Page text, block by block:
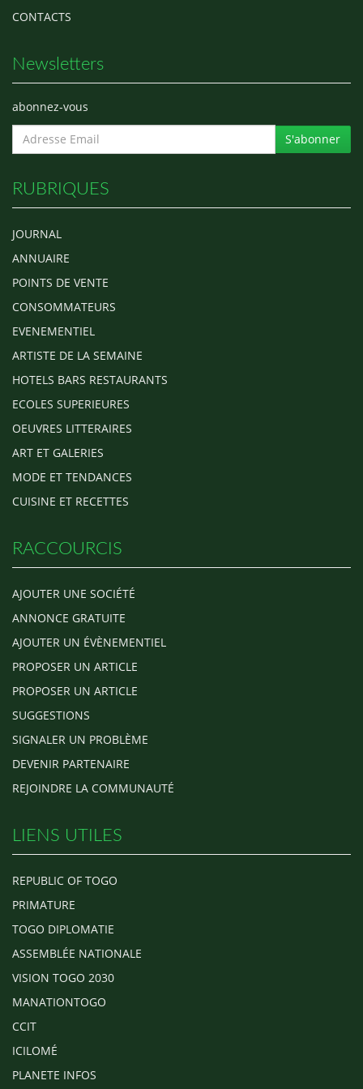
CONTACTS
Newsletters
abonnez-vous
S'abonner
RUBRIQUES
JOURNAL
ANNUAIRE
POINTS DE VENTE
CONSOMMATEURS
EVENEMENTIEL
ARTISTE DE LA SEMAINE
HOTELS BARS RESTAURANTS
ECOLES SUPERIEURES
OEUVRES LITTERAIRES
ART ET GALERIES
MODE ET TENDANCES
CUISINE ET RECETTES
RACCOURCIS
AJOUTER UNE SOCIÉTÉ
ANNONCE GRATUITE
AJOUTER UN ÉVÈNEMENTIEL
PROPOSER UN ARTICLE
PROPOSER UN ARTICLE
SUGGESTIONS
SIGNALER UN PROBLÈME
DEVENIR PARTENAIRE
REJOINDRE LA COMMUNAUTÉ
LIENS UTILES
REPUBLIC OF TOGO
PRIMATURE
TOGO DIPLOMATIE
ASSEMBLÉE NATIONALE
VISION TOGO 2030
MANATIONTOGO
CCIT
ICILOMÉ
PLANETE INFOS